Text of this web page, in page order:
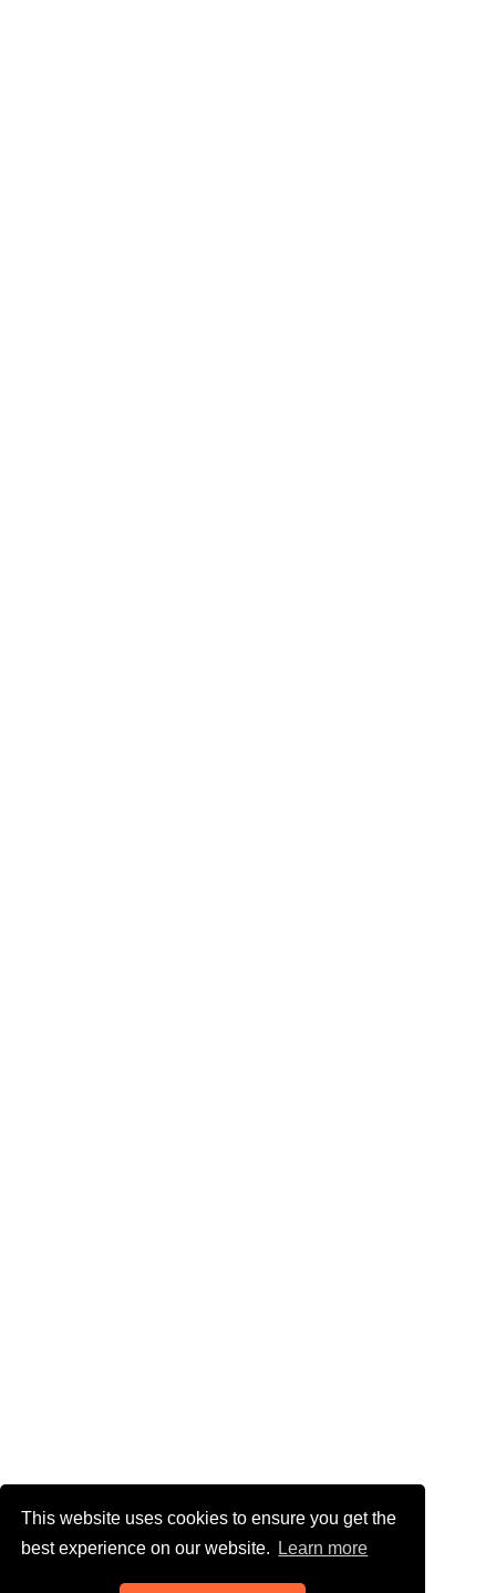
This website uses cookies to ensure you get the
best experience on our website.
Learn more